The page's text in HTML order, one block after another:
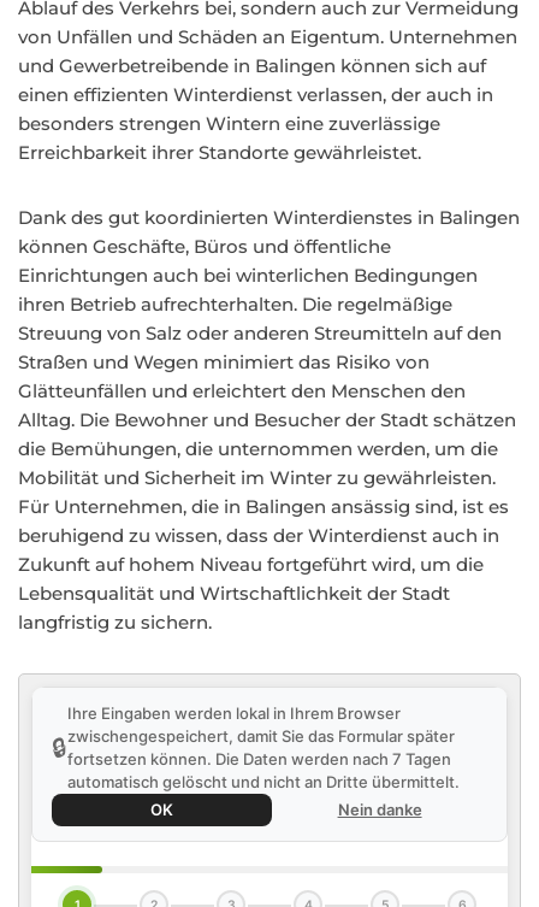
Ablauf des Verkehrs bei, sondern auch zur Vermeidung
von Unfällen und Schäden an Eigentum. Unternehmen
und Gewerbetreibende in Balingen können sich auf
einen effizienten Winterdienst verlassen, der auch in
besonders strengen Wintern eine zuverlässige
Erreichbarkeit ihrer Standorte gewährleistet.
Dank des gut koordinierten Winterdienstes in Balingen
können Geschäfte, Büros und öffentliche
Einrichtungen auch bei winterlichen Bedingungen
ihren Betrieb aufrechterhalten. Die regelmäßige
Streuung von Salz oder anderen Streumitteln auf den
Straßen und Wegen minimiert das Risiko von
Glätteunfällen und erleichtert den Menschen den
Alltag. Die Bewohner und Besucher der Stadt schätzen
die Bemühungen, die unternommen werden, um die
Mobilität und Sicherheit im Winter zu gewährleisten.
Für Unternehmen, die in Balingen ansässig sind, ist es
beruhigend zu wissen, dass der Winterdienst auch in
Zukunft auf hohem Niveau fortgeführt wird, um die
Lebensqualität und Wirtschaftlichkeit der Stadt
langfristig zu sichern.
🔒
Ihre Eingaben werden lokal in Ihrem Browser
zwischengespeichert, damit Sie das Formular später
fortsetzen können. Die Daten werden nach 7 Tagen
automatisch gelöscht und nicht an Dritte übermittelt.
OK
Nein danke